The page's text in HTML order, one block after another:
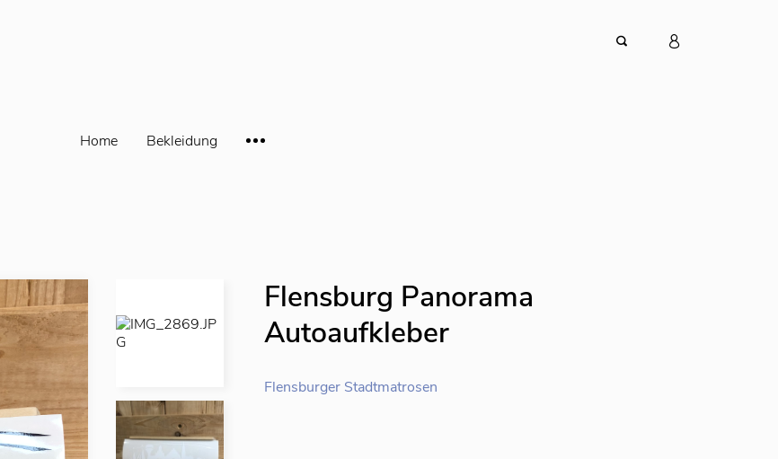
Home Bekleidung
Flensburg Panorama
Autoaufkleber
Flensburger Stadtmatrosen